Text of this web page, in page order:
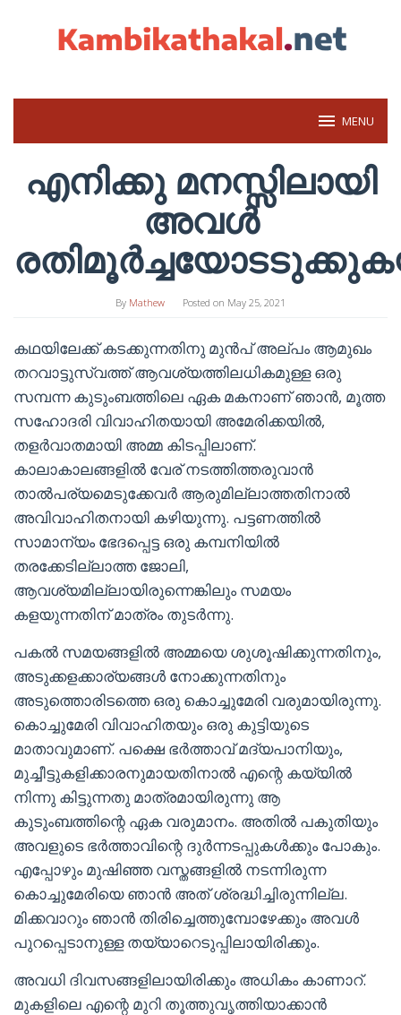
MENU
എനിക്കു മനസ്സിലായി
അവൾ
By Mathew Posted on May 25, 2021
കഥയിലേക്ക് കടക്കുന്നതിനു മുൻപ് അല്പം ആമുഖം
തറവാട്ടുസ്വത്ത് ആവശ്യത്തിലധികമുള്ള ഒരു
സമ്പന്ന കുടുംബത്തിലെ ഏക മകനാണ് ഞാൻ, മൂത്ത
സഹോദരി വിവാഹിതയായി അമേരിക്കയിൽ,
തളർവാതമായി അമ്മ കിടപ്പിലാണ്.
കാലാകാലങ്ങളിൽ വേര് നടത്തിത്തരുവാൻ
താൽപര്യമെടുക്കേവർ ആരുമില്ലാത്തതിനാൽ
അവിവാഹിതനായി കഴിയുന്നു. പട്ടണത്തിൽ
സാമാന്യം ഭേദപ്പെട്ട ഒരു കമ്പനിയിൽ
തരക്കേടില്ലാത്ത ജോലി,
ആവശ്യമില്ലായിരുന്നെങ്കിലും സമയം
കളയുന്നതിന് മാത്രം തുടർന്നു.
പകൽ സമയങ്ങളിൽ അമ്മയെ ശുശൂഷിക്കുന്നതിനും,
അടുക്കളക്കാര്യങ്ങൾ നോക്കുന്നതിനും
അടുത്തൊരിടത്തെ ഒരു കൊച്ചുമേരി വരുമായിരുന്നു.
കൊച്ചുമേരി വിവാഹിതയും ഒരു കുട്ടിയുടെ
മാതാവുമാണ്. പക്ഷെ ഭർത്താവ് മദ്യപാനിയും,
മുച്ചീട്ടുകളിക്കാരനുമായതിനാൽ എന്റെ കയ്യിൽ
നിന്നു കിട്ടുന്നതു മാത്രമായിരുന്നു ആ
കുടുംബത്തിന്റെ ഏക വരുമാനം. അതിൽ പകുതിയും
അവളുടെ ഭർത്താവിന്റെ ദുർന്നടപ്പുകൾക്കും പോകും.
എപ്പോഴും മുഷിഞ്ഞ വസ്തങ്ങളിൽ നടന്നിരുന്ന
കൊച്ചുമേരിയെ ഞാൻ അത് ശ്രദ്ധിച്ചിരുന്നില്ല.
മിക്കവാറും ഞാൻ തിരിച്ചെത്തുമ്പോഴേക്കും അവൾ
പുറപ്പെടാനുള്ള തയ്യാറെടുപ്പിലായിരിക്കും.
അവധി ദിവസങ്ങളിലായിരിക്കും അധികം കാണാറ്.
മുകളിലെ എന്റെ മുറി തൂത്തുവൃത്തിയാക്കാൻ